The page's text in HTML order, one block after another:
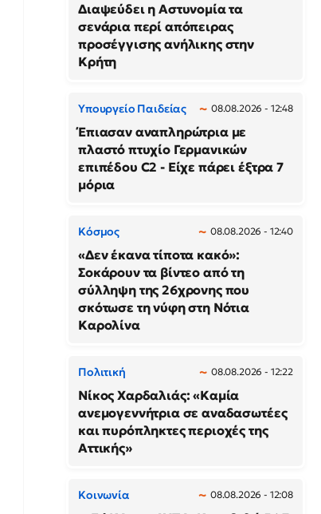
Διαψεύδει η Αστυνομία τα
σενάρια περί απόπειρας
προσέγγισης ανήλικης στην
Κρήτη
Υπουργείο Παιδείας 08.08.2026 - 12:48
Έπιασαν αναπληρώτρια με
πλαστό πτυχίο Γερμανικών
επιπέδου C2 - Είχε πάρει έξτρα 7
μόρια
Κόσμος 08.08.2026 - 12:40
«Δεν έκανα τίποτα κακό»:
Σοκάρουν τα βίντεο από τη
σύλληψη της 26χρονης που
σκότωσε τη νύφη στη Νότια
Καρολίνα
Πολιτική 08.08.2026 - 12:22
Νίκος Χαρδαλιάς: «Καμία
ανεμογεννήτρια σε αναδασωτέες
και πυρόπληκτες περιοχές της
Αττικής»
Κοινωνία 08.08.2026 - 12:08